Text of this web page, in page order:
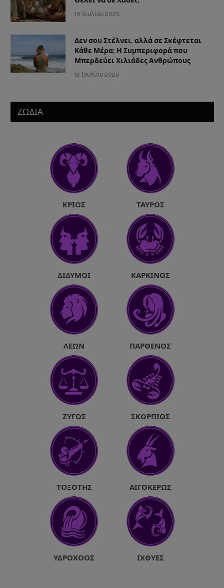
15 Ιουλίου 2026
Δεν σου Στέλνει, αλλά σε Σκέφτεται
Κάθε Μέρα; Η Συμπεριφορά που
Μπερδεύει Χιλιάδες Ανθρώπους
12 Ιουλίου 2026
ΖΩΔΙΑ
ΚΡΙΌΣ ΤΑΎΡΟΣ
ΔΊΔΥΜΟΙ ΚΑΡΚΊΝΟΣ
ΛΈΩΝ ΠΑΡΘΈΝΟΣ
ΖΥΓΌΣ ΣΚΟΡΠΙΌΣ
ΤΟΞΌΤΗΣ ΑΙΓΌΚΕΡΩΣ
ΥΔΡΟΧΌΟΣ ΙΧΘΎΕΣ